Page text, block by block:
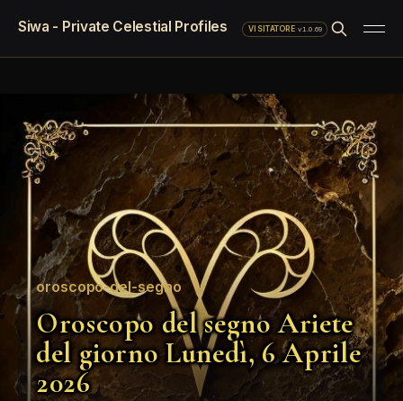
Siwa - Private Celestial Profiles VISITATORE·v1.0.69
oroscopo-del-segno
Oroscopo del segno Ariete
del giorno Lunedì, 6 Aprile
2026